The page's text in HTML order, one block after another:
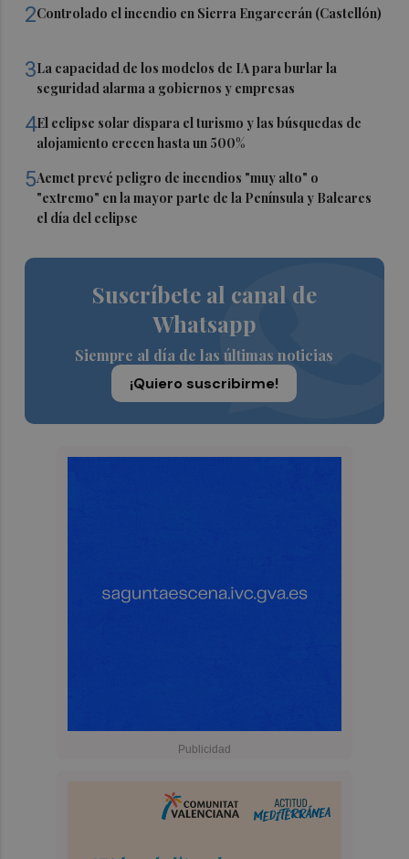
2Controlado el incendio en Sierra Engarcerán (Castellón)
3La capacidad de los modelos de IA para burlar la
seguridad alarma a gobiernos y empresas
4El eclipse solar dispara el turismo y las búsquedas de
alojamiento crecen hasta un 500%
5Aemet prevé peligro de incendios "muy alto" o
"extremo" en la mayor parte de la Península y Baleares
el día del eclipse
Suscríbete al canal de
Whatsapp
Siempre al día de las últimas noticias
¡Quiero suscribirme!